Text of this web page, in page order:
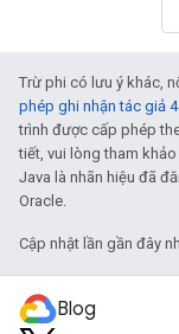
Trừ phi có lưu ý khác,
phép ghi nhận tác giả
trình được cấp phép
tiết, vui lòng tham khảo
Java là nhãn hiệu đã
Oracle.
Cập nhật lần gần đây
Blog